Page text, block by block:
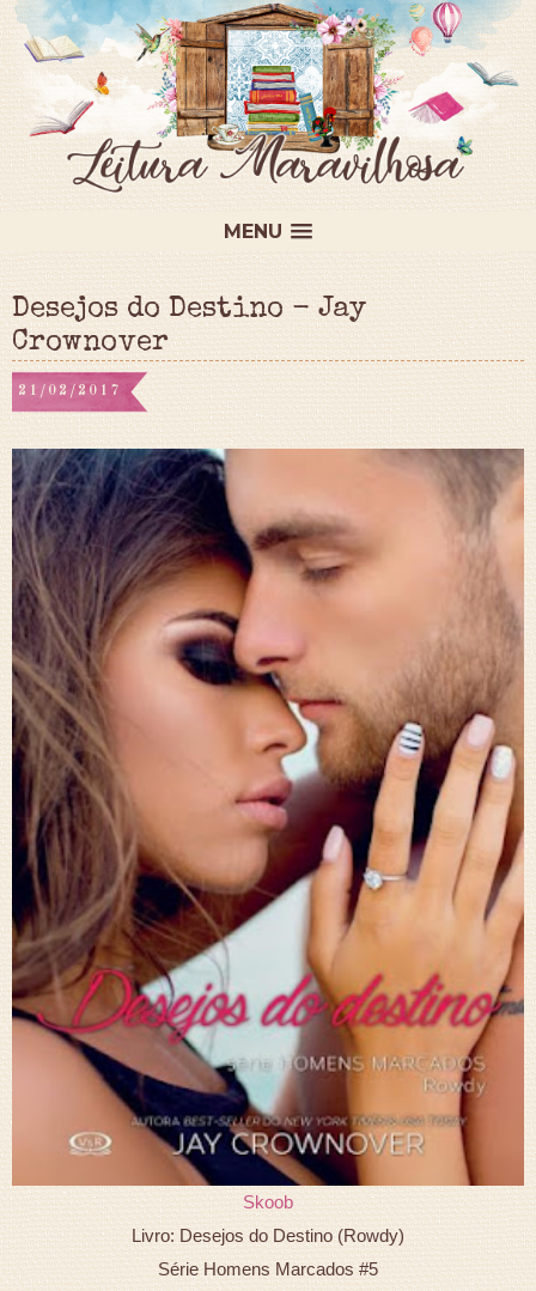
MENU
Desejos do Destino - Jay
Crownover
21/02/2017
Skoob
Livro: Desejos do Destino (Rowdy)
Série Homens Marcados #5